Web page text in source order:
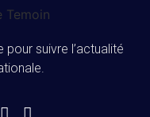
suivre l’actualité